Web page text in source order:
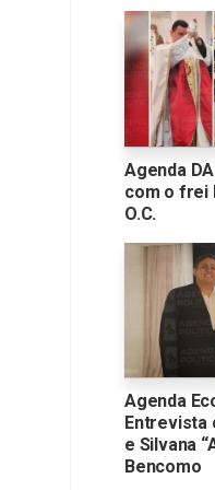
Agenda
com o frei
O.C.
Agenda
Entrevista
e Silvana
Bencomo